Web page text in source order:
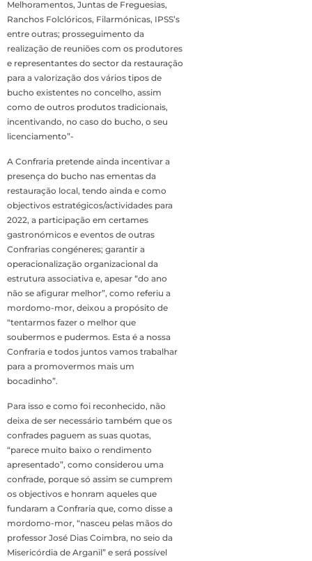
Melhoramentos, Juntas de Freguesias,
Ranchos Folclóricos, Filarmónicas, IPSS’s
entre outras; prosseguimento da
realização de reuniões com os produtores
e representantes do sector da restauração
para a valorização dos vários tipos de
bucho existentes no concelho, assim
como de outros produtos tradicionais,
incentivando, no caso do bucho, o seu
licenciamento”-
A Confraria pretende ainda incentivar a
presença do bucho nas ementas da
restauração local, tendo ainda e como
objectivos estratégicos/actividades para
2022, a participação em certames
gastronómicos e eventos de outras
Confrarias congéneres; garantir a
operacionalização organizacional da
estrutura associativa e, apesar “do ano
não se afigurar melhor”, como referiu a
mordomo-mor, deixou a propósito de
“tentarmos fazer o melhor que
soubermos e pudermos. Esta é a nossa
Confraria e todos juntos vamos trabalhar
para a promovermos mais um
bocadinho”.
Para isso e como foi reconhecido, não
deixa de ser necessário também que os
confrades paguem as suas quotas,
“parece muito baixo o rendimento
apresentado”, como considerou uma
confrade, porque só assim se cumprem
os objectivos e honram aqueles que
fundaram a Confraria que, como disse a
mordomo-mor, “nasceu pelas mãos do
professor José Dias Coimbra, no seio da
Misericórdia de Arganil” e será possível